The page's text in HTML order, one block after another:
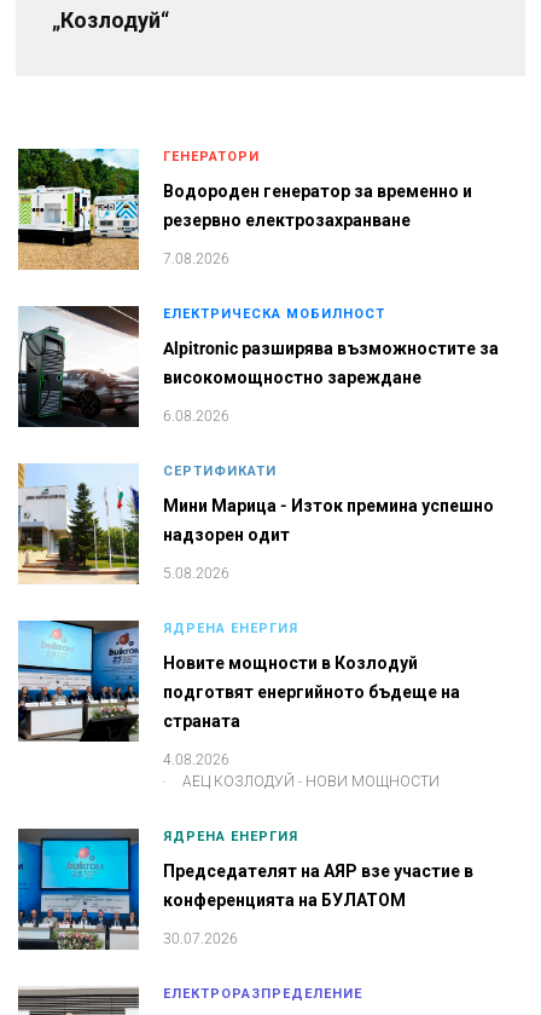
„Козлодуй“
ГЕНЕРАТОРИ
Водороден генератор за временно и
резервно електрозахранване
7.08.2026
ЕЛЕКТРИЧЕСКА МОБИЛНОСТ
Alpitronic разширява възможностите за
високомощностно зареждане
6.08.2026
СЕРТИФИКАТИ
Мини Марица - Изток премина успешно
надзорен одит
5.08.2026
ЯДРЕНА ЕНЕРГИЯ
Новите мощности в Козлодуй
подготвят енергийното бъдеще на
страната
4.08.2026
АЕЦ КОЗЛОДУЙ - НОВИ МОЩНОСТИ
ЯДРЕНА ЕНЕРГИЯ
Председателят на АЯР взе участие в
конференцията на БУЛАТОМ
30.07.2026
ЕЛЕКТРОРАЗПРЕДЕЛЕНИЕ